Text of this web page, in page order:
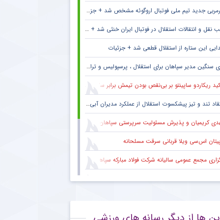
جدید تیم ملی فوتبال اروگوئه مشخص شد + جزئیات
نقل و انتقالات استقلال در فوتبال ایران خنثی شد + جزئیات
این ستاره از استقلال قطعی شد + جزئیات
سنگین مدیر سپاهان برای استقلال ، پرسپولیس و تراکتور + جزئیات
ریکاردو ساپینتو بر بی‌نقص بودن تیمش برابر سالزبورگ
تند و تیز پیشکسوت استقلال از عملکرد مدیران آبی + جزئیات
کریمیان و پذیرش مسئولیت سرپرستی سپاهان
اس‌سی ویلا قربانی سرقت مسلحانه
مجمع عمومی سالیانه شرکت فولاد مبارکه سپاهان
و روزهای دشوار با پنجره نقل‌وانتقالاتی بسته